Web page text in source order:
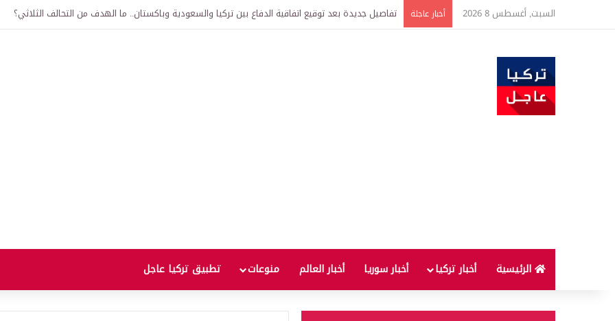
السبت, أغسطس 8 2026 أخبار عاجلة خبير اقتصادي يتوقع وصول غرام الذهب إلى 12 ألف ليرة.. متى يحدث ذلك؟
الرئيسية أخبار تركيا أخبار سوريا أخبار العالم منوعات تطبيق تركيا عاجل